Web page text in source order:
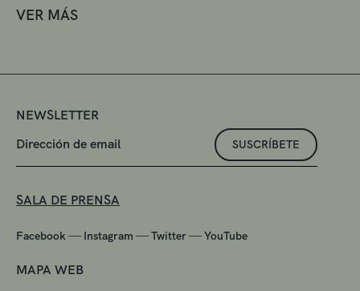
VER MÁS
NEWSLETTER
SUSCRÍBETE
SALA DE PRENSA
Facebook — Instagram —Twitter—YouTube
MAPA WEB